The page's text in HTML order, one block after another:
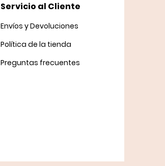
Servicio al Cliente
Envíos y Devoluciones
Política de la tienda
Preguntas frecuentes